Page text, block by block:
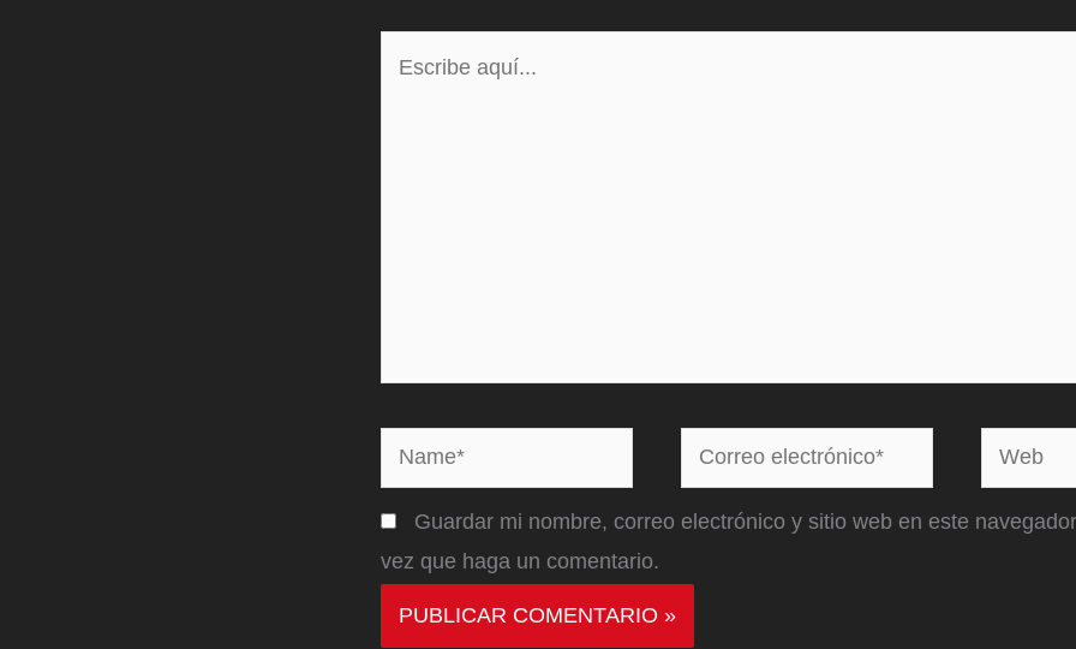
Name*
Correo
electrónico*
Web
Guardar mi nombre, correo electrónico y sitio web en este
vez que haga un comentario.